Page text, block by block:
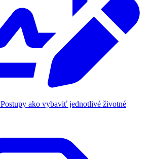
Postupy ako vybaviť jednotlivé životné